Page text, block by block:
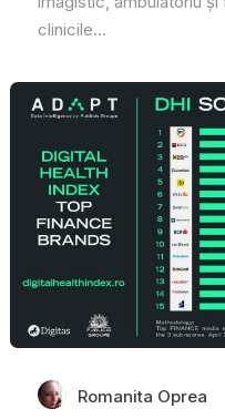
clinicile...
Romanita Oprea